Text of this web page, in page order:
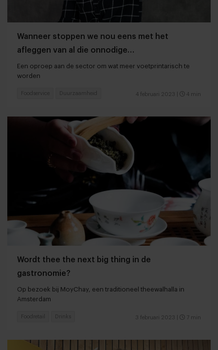
Wanneer stoppen we nou eens met het
afleggen van al die onnodige
voedselkilometers?
Een oproep aan de sector om wat meer voetprintarisch te
worden
4 februari 2023 4 min
Foodservice Duurzaamheid
Wordt thee the next big thing in de
gastronomie?
Op bezoek bij MoyChay, een traditioneel theewalhalla in
Amsterdam
3 februari 2023 7 min
Foodretail Drinks